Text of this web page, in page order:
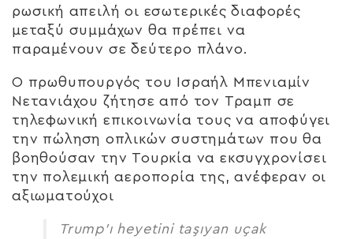
ρωσική απειλή οι εσωτερικές διαφορές
μεταξύ συμμάχων θα πρέπει να
παραμένουν σε δεύτερο πλάνο.
Ο πρωθυπουργός του Ισραήλ Μπενιαμίν
Νετανιάχου ζήτησε από τον Τραμπ σε
τηλεφωνική επικοινωνία τους να αποφύγει
την πώληση οπλικών συστημάτων που θα
βοηθούσαν την Τουρκία να εκσυγχρονίσει
την πολεμική αεροπορία της, ανέφεραν οι
αξιωματούχοι
Trump’ı heyetini taşıyan uçak